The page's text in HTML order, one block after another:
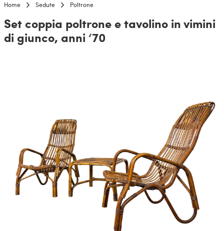
Home Sedute Poltrone
Set coppia poltrone e tavolino in vimini
di giunco, anni ‘70